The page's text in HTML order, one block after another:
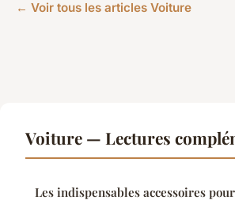
← Voir tous les articles Voiture
Voiture — Lectures
Les indispensables accessoires